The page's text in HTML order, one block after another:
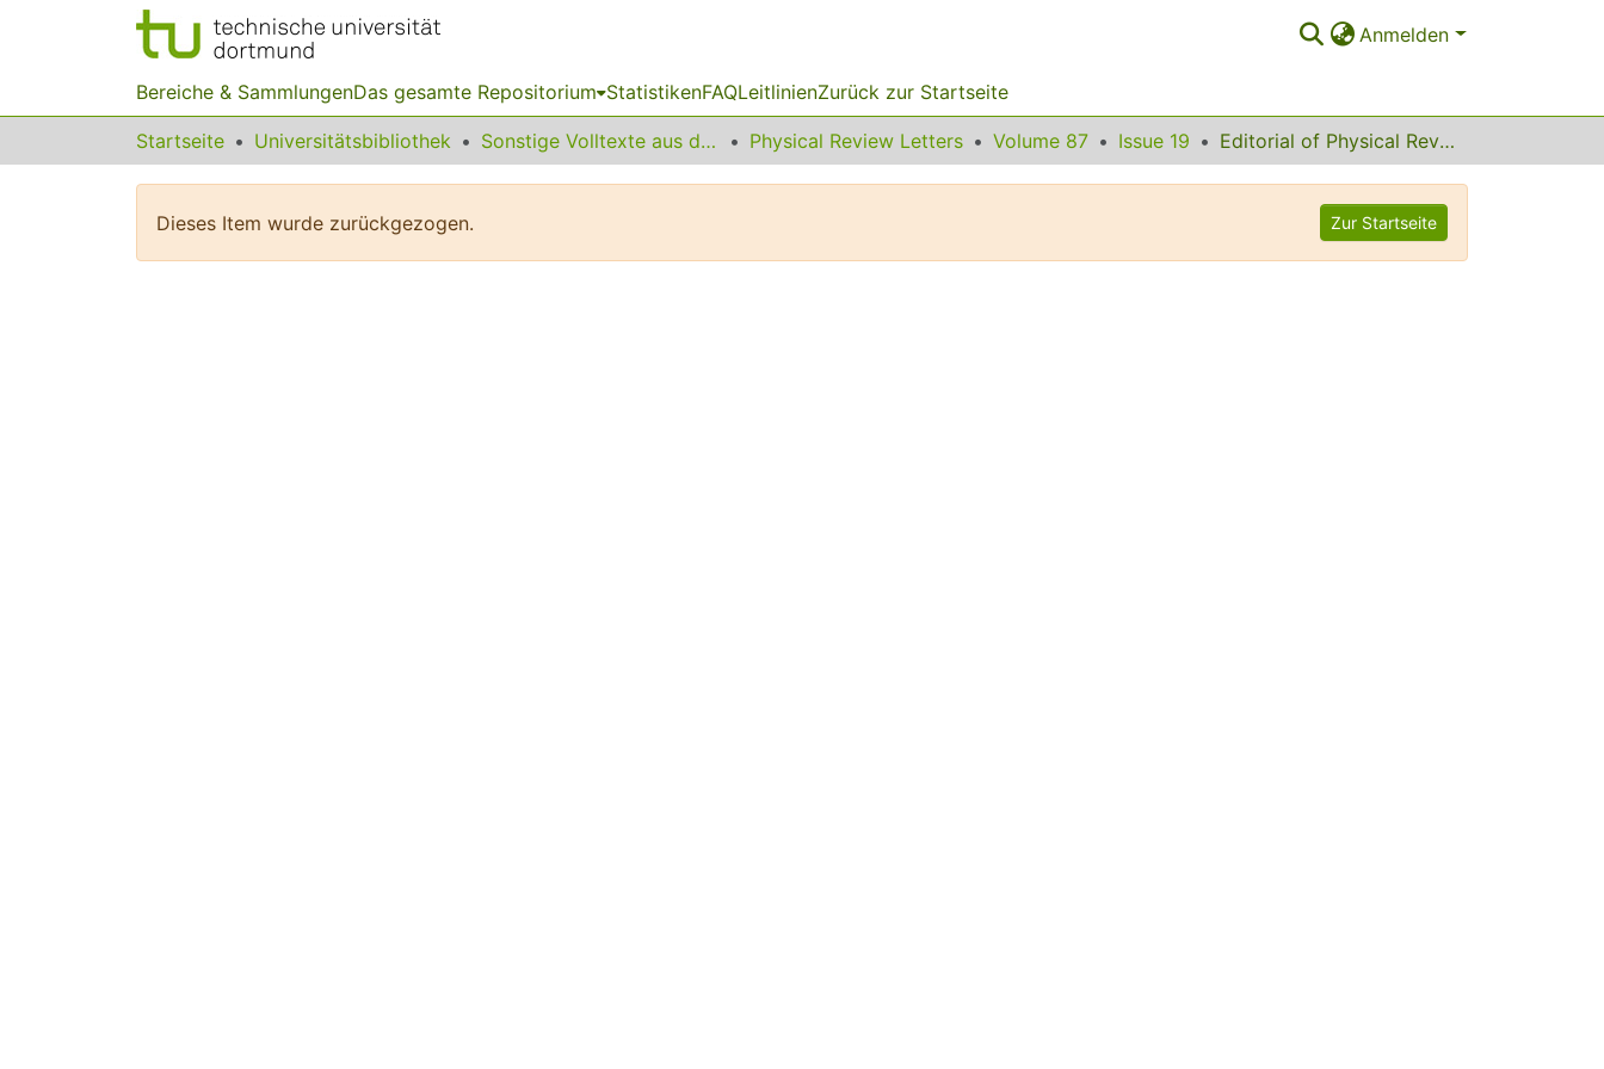
Anmelden
Bereiche & SammlungenDas gesamte Repositorium StatistikenFAQLeitlinienZurück zur Startseite
Startseite Universitätsbibliothek Sonstige Volltexte aus dem Bibliotheksangebot Physical Review Letters Volume 87 Issue 19 Editorial of Physical Review Letters Volume 87
Dieses Item wurde zurückgezogen. Zur Startseite